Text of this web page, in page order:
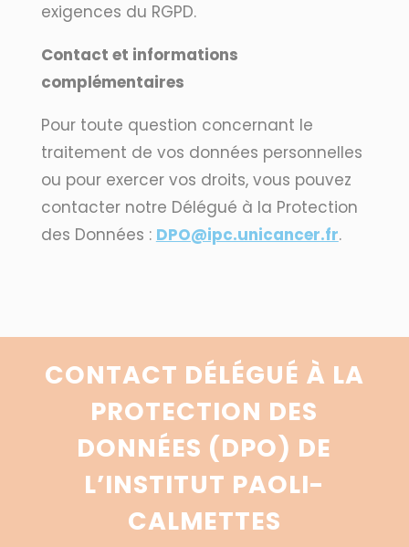
exigences du RGPD.
Contact et informations
complémentaires
Pour toute question concernant le
traitement de vos données personnelles
ou pour exercer vos droits, vous pouvez
contacter notre Délégué à la Protection
des Données : DPO@ipc.unicancer.fr.
CONTACT DÉLÉGUÉ À LA
PROTECTION DES
DONNÉES (DPO) DE
L’INSTITUT PAOLI-
CALMETTES